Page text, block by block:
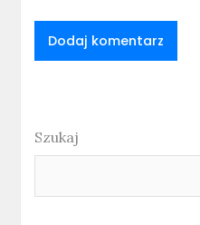
Szukaj